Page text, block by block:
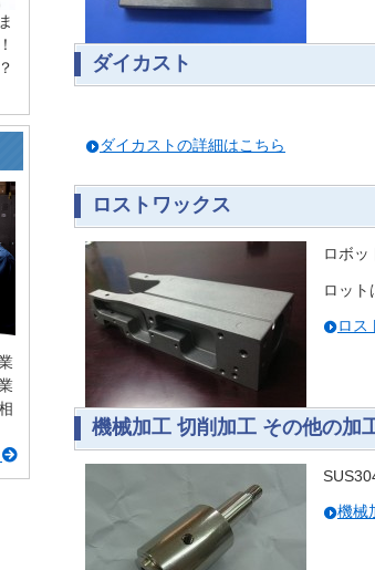
ダイカスト
ダイカストの詳細はこちら
ロストワックス
ロボッ
ロット
ロス
機械加工 切削加工 その他の加
機械